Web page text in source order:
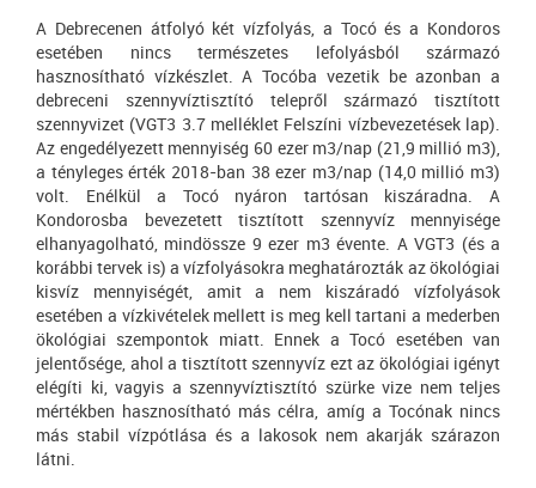
A Debrecenen átfolyó két vízfolyás, a Tocó és a Kondoros
esetében nincs természetes lefolyásból származó
hasznosítható vízkészlet. A Tocóba vezetik be azonban a
debreceni szennyvíztisztító telepről származó tisztított
szennyvizet (VGT3 3.7 melléklet Felszíni vízbevezetések lap).
Az engedélyezett mennyiség 60 ezer m3/nap (21,9 millió m3),
a tényleges érték 2018-ban 38 ezer m3/nap (14,0 millió m3)
volt. Enélkül a Tocó nyáron tartósan kiszáradna. A
Kondorosba bevezetett tisztított szennyvíz mennyisége
elhanyagolható, mindössze 9 ezer m3 évente. A VGT3 (és a
korábbi tervek is) a vízfolyásokra meghatározták az ökológiai
kisvíz mennyiségét, amit a nem kiszáradó vízfolyások
esetében a vízkivételek mellett is meg kell tartani a mederben
ökológiai szempontok miatt. Ennek a Tocó esetében van
jelentősége, ahol a tisztított szennyvíz ezt az ökológiai igényt
elégíti ki, vagyis a szennyvíztisztító szürke vize nem teljes
mértékben hasznosítható más célra, amíg a Tocónak nincs
más stabil vízpótlása és a lakosok nem akarják szárazon
látni.